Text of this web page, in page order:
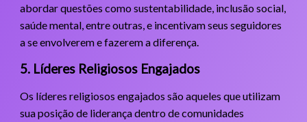
abordar questões como sustentabilidade, inclusão social,
saúde mental, entre outras, e incentivam seus seguidores
a se envolverem e fazerem a diferença.
5. Líderes Religiosos Engajados
Os líderes religiosos engajados são aqueles que utilizam
sua posição de liderança dentro de comunidades